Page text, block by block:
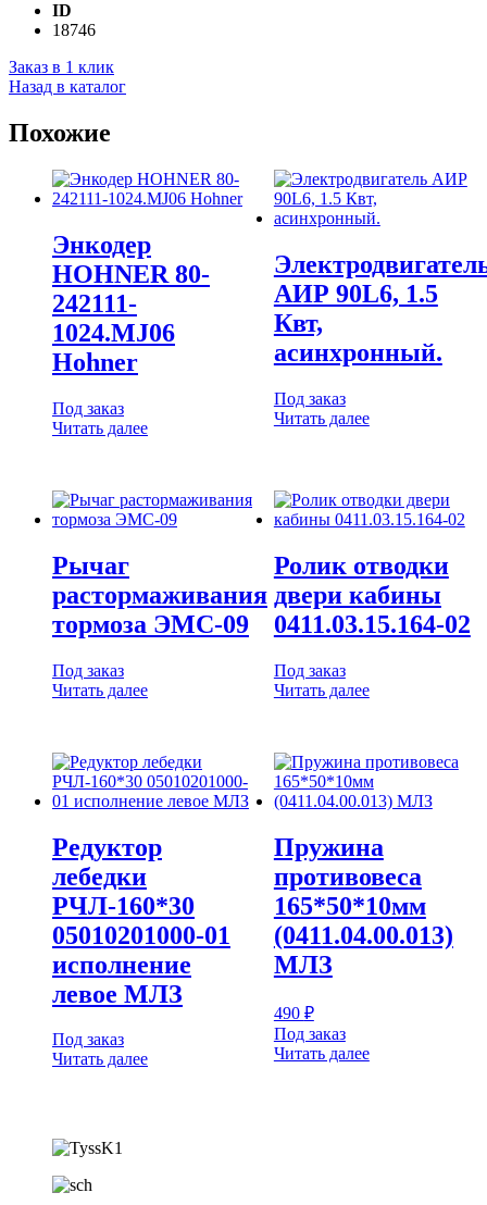
ID
18746
Заказ в 1 клик
Назад в каталог
Похожие
Энкодер
HOHNER 80-
242111-
1024.MJ06
Hohner
Под заказ
Читать далее
АИР 90L6, 1.5
Квт,
асинхронный.
Под заказ
Читать далее
Рычаг
растормаживания
тормоза ЭМС-09
Под заказ
Читать далее
Ролик отводки
двери кабины
0411.03.15.164-02
Под заказ
Читать далее
Редуктор
лебедки
РЧЛ-160*30
05010201000-01
исполнение
левое МЛЗ
Под заказ
Читать далее
Пружина
противовеса
165*50*10мм
(0411.04.00.013)
МЛЗ
490 ₽
Под заказ
Читать далее